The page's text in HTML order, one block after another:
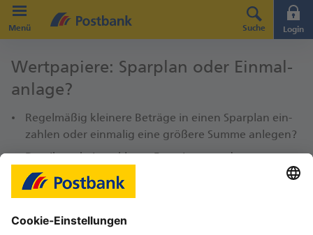
Direkt zur Hauptnavigation (Enter drücken)
Menü Suche Login
Wert­papiere: Spar­plan oder Ein­mal­
anlage?
Re­gel­mä­ßig klei­ne­re Be­trä­ge in einen Spar­plan ein­
zah­len oder ein­ma­lig eine grö­ße­re Summe an­le­gen?
Da gibt es kei­nen kla­ren Fa­vo­ri­ten, son­dern es
kommt auf Ihre fi­nan­zi­el­len Ge­ge­ben­hei­ten an.
Beide An­la­ge­va­ri­an­ten haben zudem ihre ganz ei­ge­